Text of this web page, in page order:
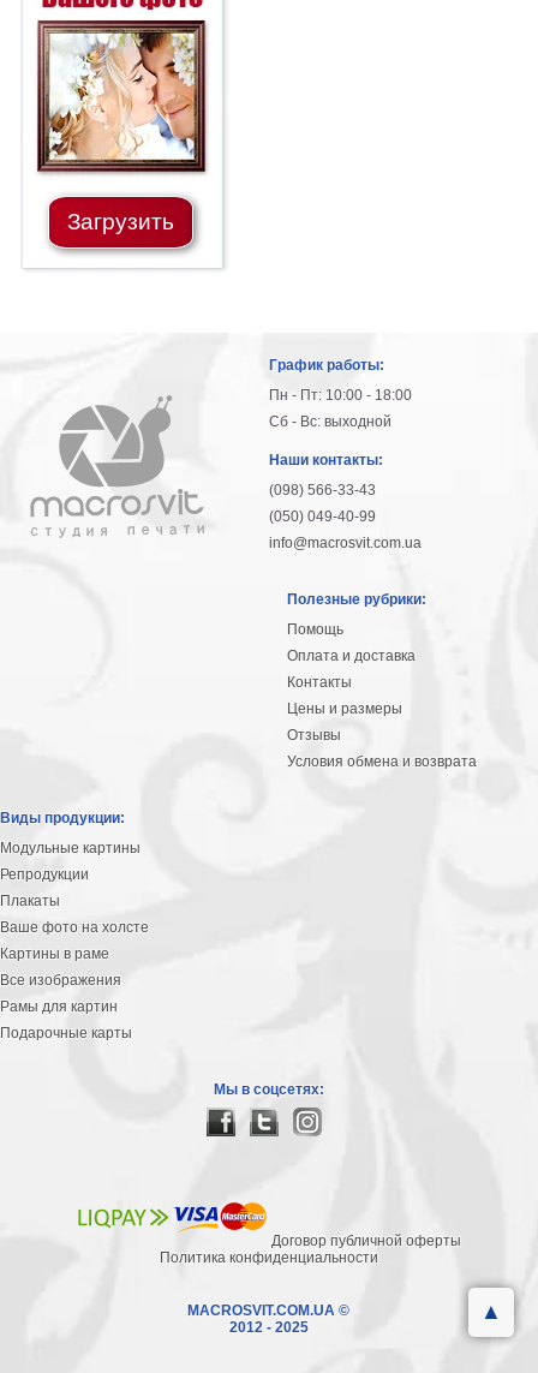
Загрузить
График работы:
Пн - Пт: 10:00 - 18:00
Сб - Вс: выходной
Наши контакты:
(098) 566-33-43
(050) 049-40-99
info@macrosvit.com.ua
Полезные рубрики:
Помощь
Оплата и доставка
Контакты
Цены и размеры
Отзывы
Условия обмена и возврата
Виды продукции:
Модульные картины
Репродукции
Плакаты
Ваше фото на холсте
Картины в раме
Все изображения
Рамы для картин
Подарочные карты
Мы в соцсетях:
Договор публичной оферты
Политика конфиденциальности
MACROSVIT.COM.UA ©
2012 - 2025
▲